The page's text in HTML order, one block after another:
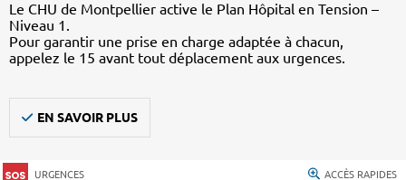
Le CHU de Montpellier active le Plan Hôpital en Tension –
Niveau 1.
Pour garantir une prise en charge adaptée à chacun,
appelez le 15 avant tout déplacement aux urgences.
EN SAVOIR PLUS
URGENCES ACCÈS RAPIDES